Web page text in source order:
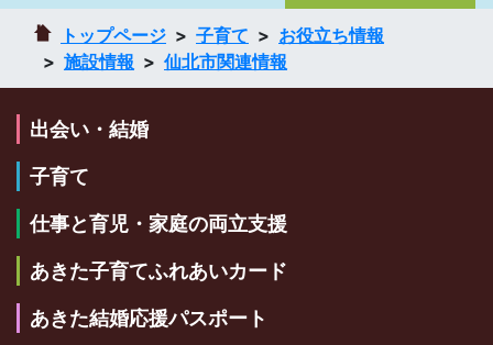
トップページ 子育て
お役立ち情報
施設情報
仙北市関連情報
出会い・結婚
子育て
仕事と育児・家庭の両立支援
あきた子育てふれあいカード
あきた結婚応援パスポート